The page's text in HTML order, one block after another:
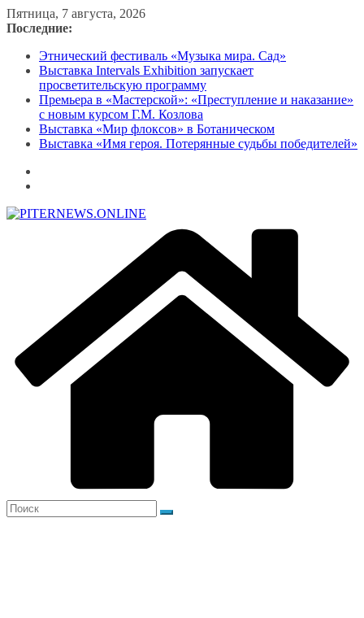
Перейти
к
Пятница, 7 августа, 2026
Последние:
Этнический фестиваль «Музыка мира. Сад»
Выставка Intervals Exhibition запускает
просветительскую программу
Премьера в «Мастерской»: «Преступление и наказание»
с новым курсом Г.М. Козлова
Выставка «Мир флоксов» в Ботаническом
Выставка «Имя героя. Потерянные судьбы победителей»